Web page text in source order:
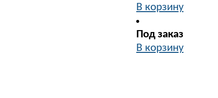
В корзину
Под заказ
В корзину